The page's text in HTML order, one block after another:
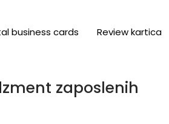
business cards Review kartica
zaposlenih